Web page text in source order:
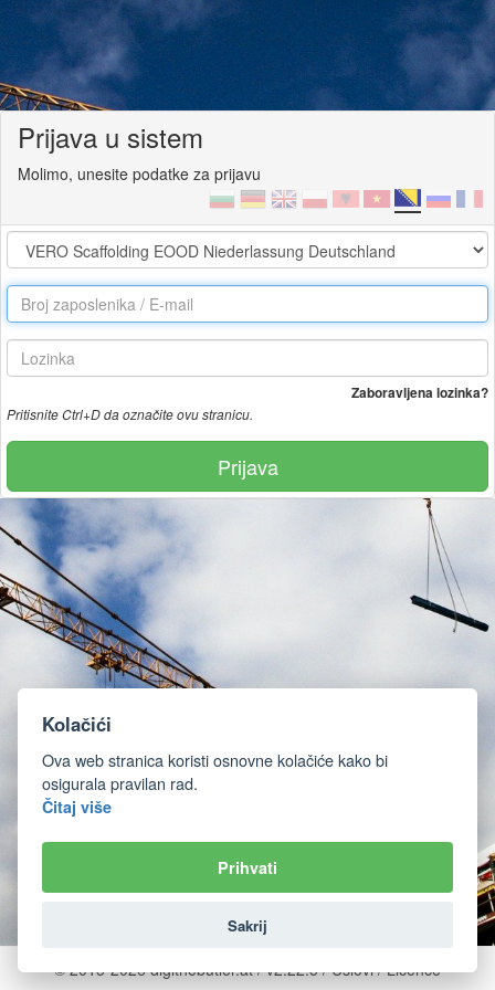
Prijava u sistem
Molimo, unesite podatke za prijavu
Zaboravljena lozinka?
Pritisnite Ctrl+D da označite ovu stranicu.
Prijava
© 2015-2026 digithebutler.at / v2.22.5 /Uslovi/Licence
Kolačići
Ova web stranica koristi osnovne kolačiće kako bi
osigurala pravilan rad.
Čitaj više
Prihvati
Sakrij